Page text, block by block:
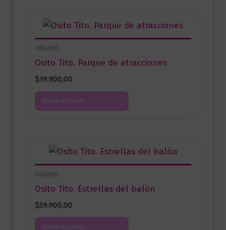
Infantil
Osito Tito. Parque de atracciones
$39.900,00
Añadir al carrito
Infantil
Osito Tito. Estrellas del balón
$39.900,00
Añadir al carrito